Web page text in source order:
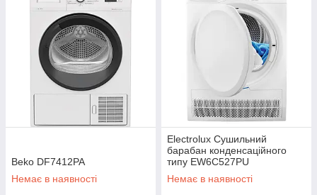
Beko DF7412PA
Немає в наявності
Electrolux Сушильний
барабан конденсаційного
типу EW6C527PU
Немає в наявності